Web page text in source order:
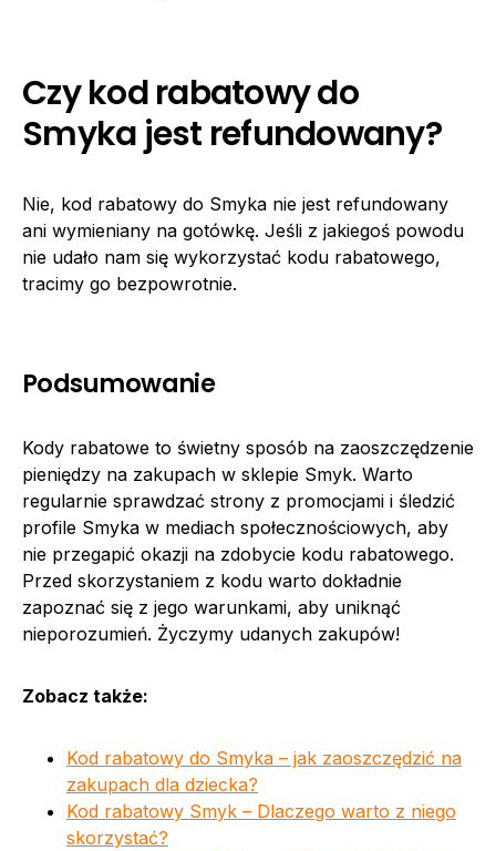
Czy kod rabatowy do
Smyka jest refundowany?
Nie, kod rabatowy do Smyka nie jest refundowany
ani wymieniany na gotówkę. Jeśli z jakiegoś powodu
nie udało nam się wykorzystać kodu rabatowego,
tracimy go bezpowrotnie.
Podsumowanie
Kody rabatowe to świetny sposób na zaoszczędzenie
pieniędzy na zakupach w sklepie Smyk. Warto
regularnie sprawdzać strony z promocjami i śledzić
profile Smyka w mediach społecznościowych, aby
nie przegapić okazji na zdobycie kodu rabatowego.
Przed skorzystaniem z kodu warto dokładnie
zapoznać się z jego warunkami, aby uniknąć
nieporozumień. Życzymy udanych zakupów!
Zobacz także:
Kod rabatowy do Smyka – jak zaoszczędzić na
zakupach dla dziecka?
Kod rabatowy Smyk – Dlaczego warto z niego
skorzystać?